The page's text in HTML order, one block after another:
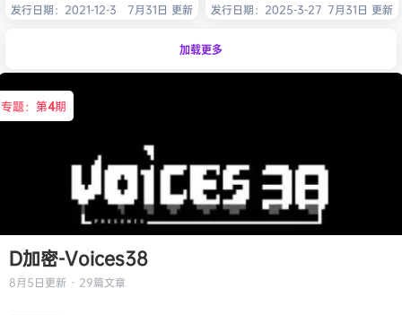
发行日期：2021-12-3
7月31日 更新
发行日期：2025-3-27 7月31日 更新
加载更多
专题：第4期
D加密-Voices38
8月5日更新 · 29篇文章